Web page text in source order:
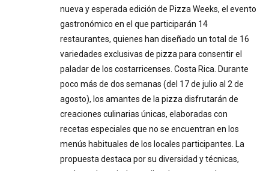
nueva y esperada edición de Pizza Weeks, el evento
gastronómico en el que participarán 14
restaurantes, quienes han diseñado un total de 16
variedades exclusivas de pizza para consentir el
paladar de los costarricenses. Costa Rica. Durante
poco más de dos semanas (del 17 de julio al 2 de
agosto), los amantes de la pizza disfrutarán de
creaciones culinarias únicas, elaboradas con
recetas especiales que no se encuentran en los
menús habituales de los locales participantes. La
propuesta destaca por su diversidad y técnicas,